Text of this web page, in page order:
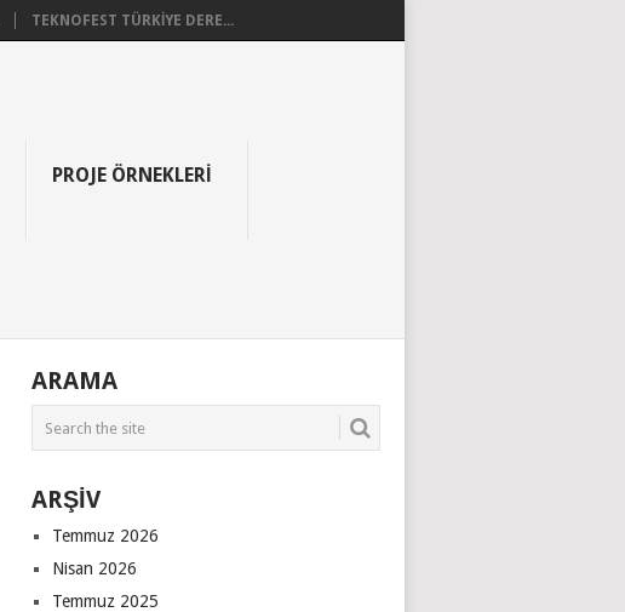
TEKNOFEST TÜRKİYE DERE...
PROJE ÖRNEKLERI
ARAMA
ARŞİV
Temmuz 2026
Nisan 2026
Temmuz 2025